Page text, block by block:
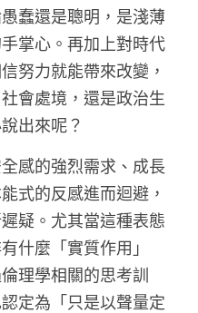
蠢還是聰明，是淺薄
掌心。再加上對時代
努力就能帶來改變，
會處境，還是政治生
出來呢？
感的強烈需求、成長
式的反感進而迴避，
疑。尤其當這種表態
什麼「實質作用」
理學相關的思考訓
定為「只是以聲量定